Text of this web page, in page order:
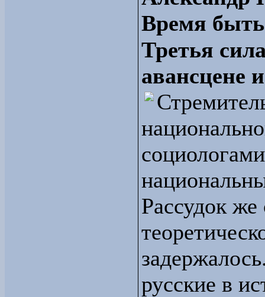
Время
Третья
авансцене
Рассудок же
русские в